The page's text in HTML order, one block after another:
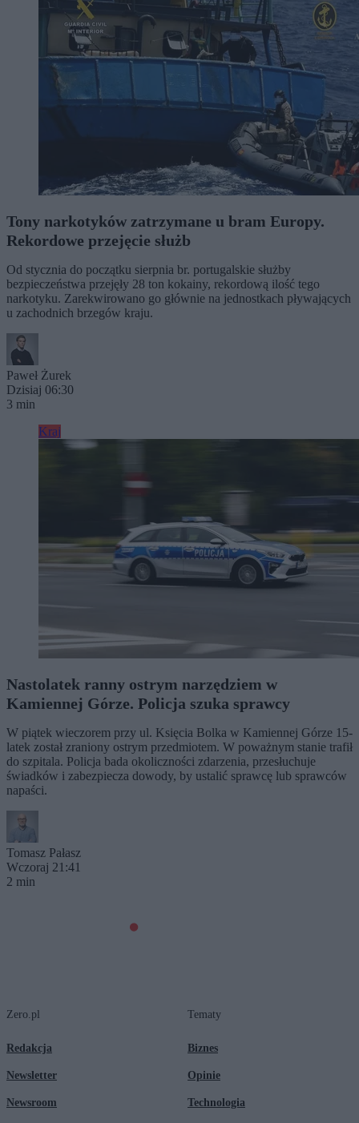
Tony narkotyków zatrzymane u bram Europy.
Rekordowe przejęcie służb
Od stycznia do początku sierpnia br. portugalskie służby
bezpieczeństwa przejęły 28 ton kokainy, rekordową ilość tego
narkotyku. Zarekwirowano go głównie na jednostkach pływających
u zachodnich brzegów kraju.
Paweł Żurek
Dzisiaj 06:30
3 min
Kraj
Nastolatek ranny ostrym narzędziem w
Kamiennej Górze. Policja szuka sprawcy
W piątek wieczorem przy ul. Księcia Bolka w Kamiennej Górze 15-
latek został zraniony ostrym przedmiotem. W poważnym stanie trafił
do szpitala. Policja bada okoliczności zdarzenia, przesłuchuje
świadków i zabezpiecza dowody, by ustalić sprawcę lub sprawców
napaści.
Tomasz Pałasz
Wczoraj 21:41
2 min
Zero.pl
Redakcja
Newsletter
Newsroom
Tematy
Biznes
Opinie
Technologia